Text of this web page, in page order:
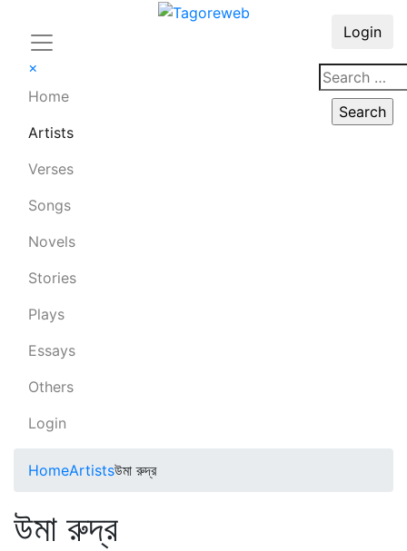
×
Home
Artists
Verses
Songs
Novels
Stories
Plays
Essays
Others
Login
Login
HomeArtistsউমা রুদ্র
উমা রুদ্র